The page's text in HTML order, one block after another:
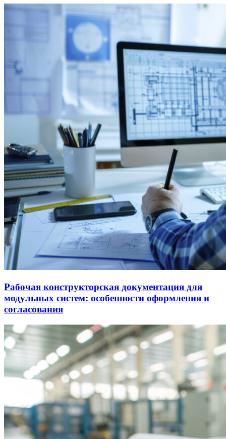
Рабочая конструкторская документация для
модульных систем: особенности оформления и
согласования